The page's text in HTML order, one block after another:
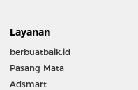
Layanan
berbuatbaik.id
Pasang Mata
Adsmart